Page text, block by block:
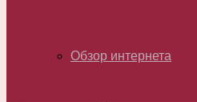
Обзор интернета